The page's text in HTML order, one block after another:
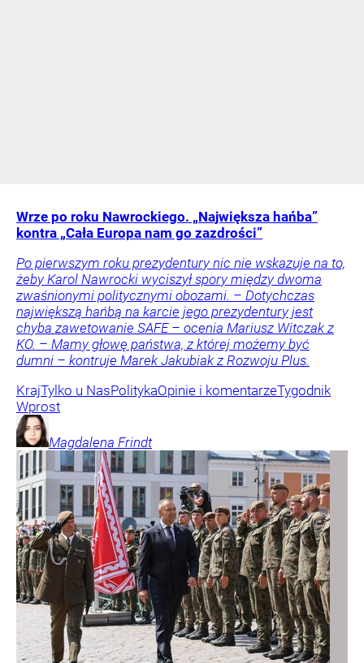
Wrze po roku Nawrockiego. „Największa hańba”
kontra „Cała Europa nam go zazdrości”
Po pierwszym roku prezydentury nic nie wskazuje na to,
żeby Karol Nawrocki wyciszył spory między dwoma
zwaśnionymi politycznymi obozami. – Dotychczas
największą hańbą na karcie jego prezydentury jest
chyba zawetowanie SAFE – ocenia Mariusz Witczak z
KO. – Mamy głowę państwa, z której możemy być
dumni – kontruje Marek Jakubiak z Rozwoju Plus.
KrajTylko u NasPolitykaOpinie i komentarzeTygodnik
Wprost
Magdalena Frindt